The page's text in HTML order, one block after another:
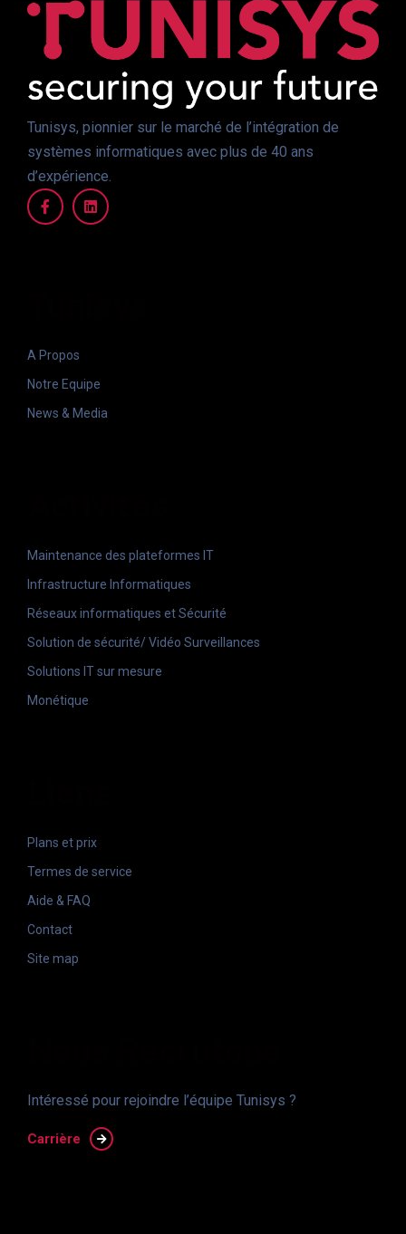
Tunisys, pionnier sur le marché de l’intégration de
systèmes informatiques avec plus de 40 ans
d’expérience.
A Propos
Notre Equipe
News & Media
Maintenance des plateformes IT
Infrastructure Informatiques
Réseaux informatiques et Sécurité
Solution de sécurité/ Vidéo Surveillances
Solutions IT sur mesure
Monétique
Plans et prix
Termes de service
Aide & FAQ
Contact
Site map
Intéressé pour rejoindre l’équipe Tunisys ?
Carrière